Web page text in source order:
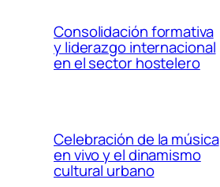
Consolidación formativa
y liderazgo internacional
en el sector hostelero
Celebración de la música
en vivo y el dinamismo
cultural urbano